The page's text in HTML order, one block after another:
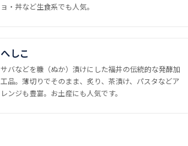
ョ・丼など生食系でも人気。
へしこ
サバなどを糠（ぬか）漬けにした福井の伝統的な発酵加
工品。薄切りでそのまま、炙り、茶漬け、パスタなどア
レンジも豊富。お土産にも人気です。